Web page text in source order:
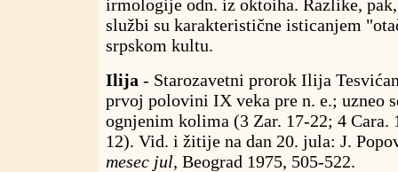
irmologije odn. iz oktoiha. Razlike,
službi su karakteristične isticanjem
srpskom kultu.
Ilija - Starozavetni prorok Ilija
prvoj polovini IX veka pre n. e.; uzneo
ognjenim kolima (3 Zar. 17-22; 4 Cara.
12). Vid. i žitije na dan 20. jula: J.
mesec jul, Beograd 1975, 505-522.